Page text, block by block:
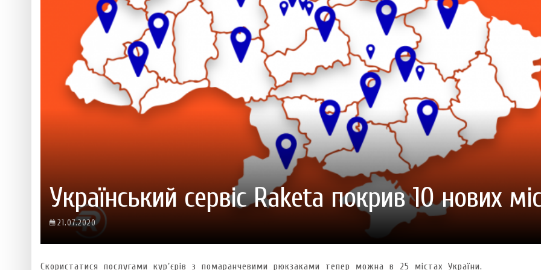
Ніжність, що смакує до чаю: новинка зефір від власної ТМ Varto вже у VARUS - 20.10.2025
Солодкий настрій у кожному шматочку: халва власної ТМ Varto вже у VARUS - 10.10.2025
VARUS запускає космічний Сирний фестиваль - 29.09.2025
Пивоколада від MAUDAU: як затримати літо в келиху - 22.09.2025
Який алкоголь підходить вашому знаку зодіаку: розбір астролога і керуючого баром - 23.03.2026
РОЗБІР АСТРОЛОГА І КЕРУЮЧОГО БАРОМ
ІДЕАЛЬНИЙ ДАЙКІРІ
ПЕЧИВО «ФРУТТАНЧИК» СПРОБУЙ ЗІ ЗНИЖКОЮ -40 %
400 ПОЗИЦІЙ,
СМАКИ
Український сервіс Raketa покрив 10 нових
21.07.2020
Скористатися послугами кур’єрів з помаранчевими рюкзаками тепер можна в 25 містах України.